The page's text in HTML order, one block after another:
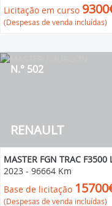
Licitação em curso
(Despesas de venda incluídas)
RENAULT
N.° 502
MASTER FGN TRAC
2023 - 96664 Km
Base de licitação
(Despesas de venda incluídas)